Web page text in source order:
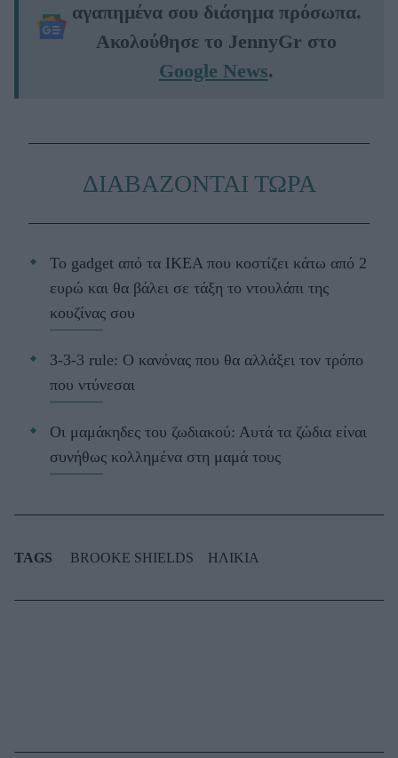
αγαπημένα σου διάσημα πρόσωπα.
Ακολούθησε το JennyGr στο
Google News.
ΔΙΑΒΑΖΟΝΤΑΙ ΤΩΡΑ
Το gadget από τα IKEA που κοστίζει κάτω από 2
ευρώ και θα βάλει σε τάξη το ντουλάπι της
κουζίνας σου
3-3-3 rule: Ο κανόνας που θα αλλάξει τον τρόπο
που ντύνεσαι
Οι μαμάκηδες του ζωδιακού: Αυτά τα ζώδια είναι
συνήθως κολλημένα στη μαμά τους
TAGS BROOKE SHIELDS ΗΛΙΚΙΑ